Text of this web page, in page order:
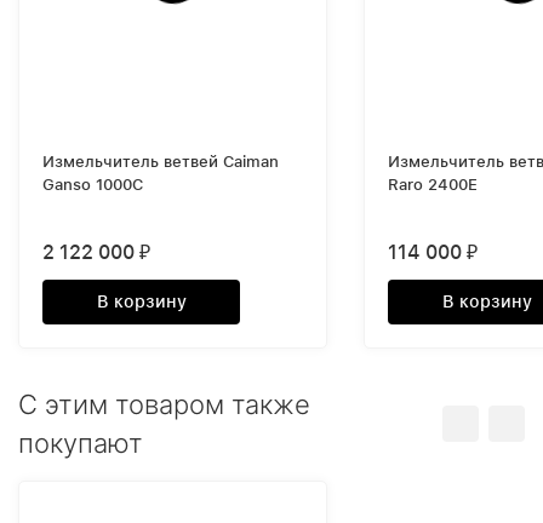
Измельчитель ветвей Caiman
Ganso 1000C
2 122 000 ₽
В корзину
Измельчитель
Raro 2400E
114 000 ₽
В корзину
C этим товаром также
покупают